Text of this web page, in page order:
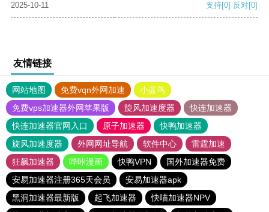
2025-10-11
支持[0] 反对[0]
友情链接
网站地图 免费vqn外网加速
小蓝鸟
免费vps加速器外网苹果版
旋风加速度器
快连加速器
快连加速器官网入口
原子加速器
快鸭加速器
旋风加速度器
外网网址导航 软件中心
雷霆加速
狂飙加速器
哔咔漫画 快鸭VPN
国外加速器免费
安易加速器注册365天会员
安易加速器apk
黑洞加速器最新版
起飞加速器
快喵加速器NPV